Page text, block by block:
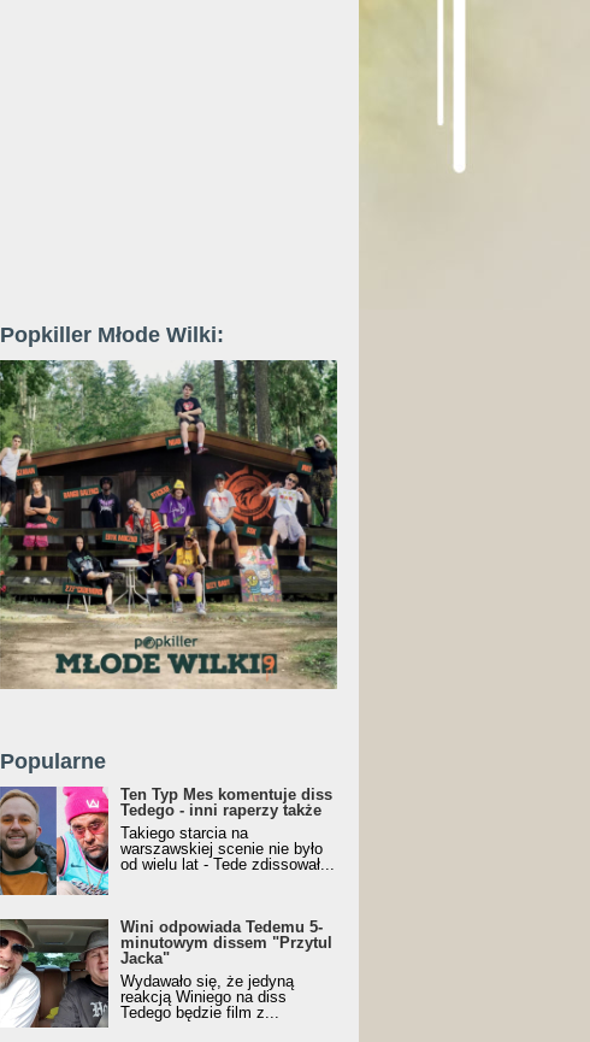
Popkiller Młode Wilki:
Popularne
Ten Typ Mes komentuje diss
Tedego - inni raperzy także
Takiego starcia na
warszawskiej scenie nie było
od wielu lat - Tede zdissował...
Wini odpowiada Tedemu 5-
minutowym dissem "Przytul
Jacka"
Wydawało się, że jedyną
reakcją Winiego na diss
Tedego będzie film z...